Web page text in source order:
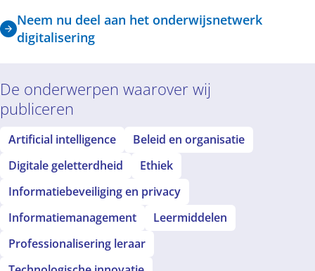
Neem nu deel aan het onderwijsnetwerk
digitalisering
De onderwerpen waarover wij
publiceren
Artificial intelligence
Beleid en organisatie
Digitale geletterdheid
Ethiek
Informatiebeveiliging en privacy
Informatiemanagement
Leermiddelen
Professionalisering leraar